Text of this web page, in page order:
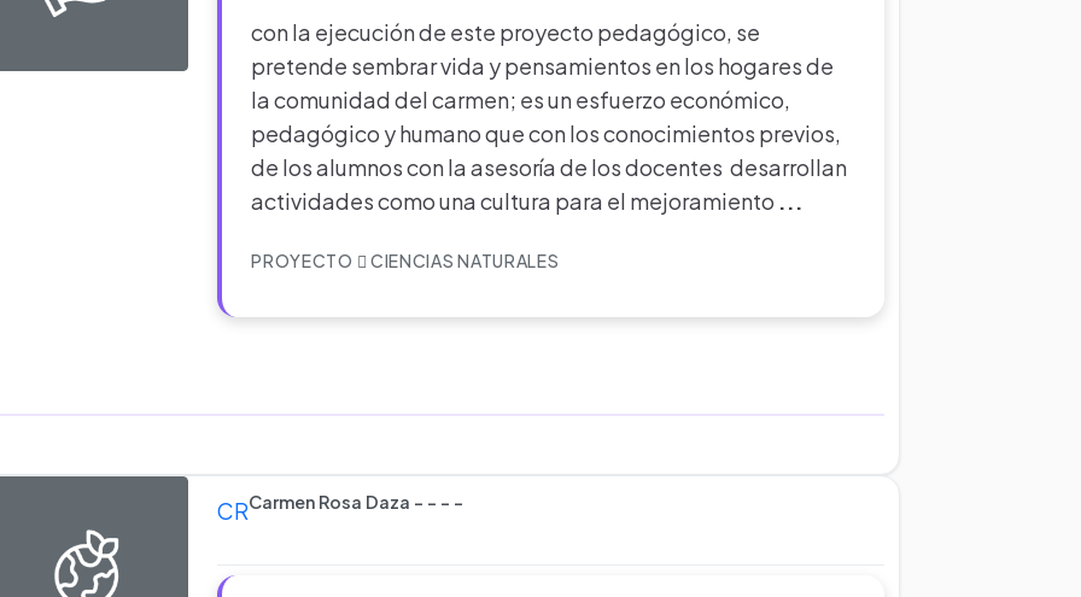
con la ejecución de este proyecto pedagógico, se
pretende sembrar vida y pensamientos en los hogares de
la comunidad del carmen; es un esfuerzo económico,
pedagógico y humano que con los conocimientos previos,
de los alumnos con la asesoría de los docentes desarrollan
actividades como una cultura para el mejoramiento ...
PROYECTO CIENCIAS NATURALES
CRCarmen Rosa Daza - - - -